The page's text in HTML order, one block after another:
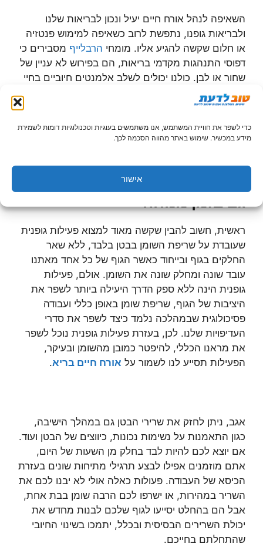
כדי לשפר את חוויית המשתמש, אנו משתמשים בעוגיות וטכנולוגיות דומות לשמירת
מידע במכשיר. שימוש באתר מהווה הסכמה לכך.
אישור
השאיפה לנהל אורח חיים יעיל ונכון לבריאות שלנו
ולבריאות גופנו, נתפשת לרוב כשאיפה למימוש פנטזיה
או חלום שקשה להגיע אליו. מומחי הרבלייף מסבירים כי
דפוסי התנהגות מקדמי בריאות, הם בפירוש לא עניין של
שחור או לבן. כולנו יכולים לשלב אלמנטים חיוביים בחיי
היומיום שלנו, גם אם אין באפשרותנו להקדיש את כול
מרצנו ותשוקתנו לנושא ולהקריב כל קורבן שהוא על
מזבח הבריאות.
בראש ובראשונה: פעילות גופנית,
גם בזמן מנוחה
ראשית, חשוב להבין שקשה מאוד למצוא פעילות גופנית
שעובדת על שריפת השומן בבטן בלבד, ללא שאר
החלקים בגוף ובייחוד כאשר הגוף של כל אחד מאתנו
עובד שונה ומחלק שונה את השומן. אולם, פעילות
גופנית הינה ללא ספק הדרך היעילה ביותר לשפר את
היציבות של הגוף, שריפת שומן באופן כללי ועבודה
פסיכולוגית שבמהלכה נלמד כיצד לשפר את סדרי
העדיפויות שלנו. לכן, בעזרת פעילות גופנית נוכל לשפר
את מראנו הכללי, להיפטר כמובן מהשומן ובעיקר,
הפעילות תסייע לנו לשמור על אורח חיים בריא.
אגב, ניתן לחזק את שרירי הבטן גם במהלך הישיבה,
כגון התאמנות על נשימות נכונות, כיווצים של הבטן ועוד.
אם יוצא לכם להיות לבד בחלק מן השעות של היום,
אתם מוזמנים אפילו לבצע תרגילי מתיחות שונים בעזרת
הכיסא של העבודה. פעולות כאלה אולי לא יבנו לכם את
השריר במהירות, או ישרפו לכם הרבה שומן בבת אחת,
אבל הם בהחלט יסייעו לגוף שלכם לבנות מחדש את
יכולת השרירים הבסיסית ובכלל, יתמכו בשינוי החיובי
שהתחלתם בחייכם.